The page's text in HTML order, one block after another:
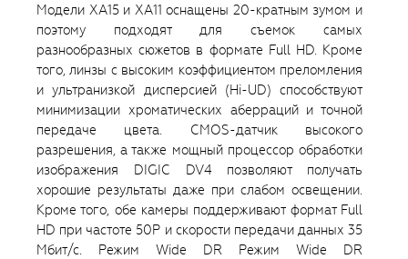
Модели XA15 и XA11 оснащены 20-кратным зумом и
поэтому подходят для съемок самых
разнообразных сюжетов в формате Full HD. Кроме
того, линзы с высоким коэффициентом преломления
и ультранизкой дисперсией (Hi-UD) способствуют
минимизации хроматических аберраций и точной
передаче цвета. CMOS-датчик высокого
разрешения, а также мощный процессор обработки
изображения DIGIC DV4 позволяют получать
хорошие результаты даже при слабом освещении.
Кроме того, обе камеры поддерживают формат Full
HD при частоте 50P и скорости передачи данных 35
Мбит/с. Режим Wide DR Режим Wide DR